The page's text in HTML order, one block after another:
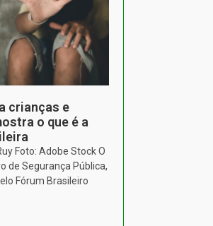
crianças e
o que é a
Foto: Adobe Stock O
de Segurança Pública,
Fórum Brasileiro